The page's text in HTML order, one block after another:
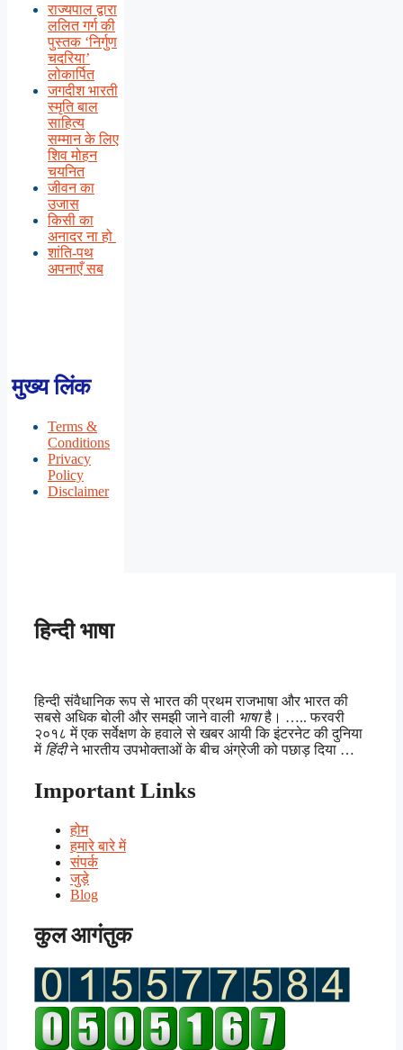
राज्यपाल द्वारा
ललित गर्ग की
पुस्तक ‘निर्गुण
चदरिया’
लोकार्पित
जगदीश भारती
स्मृति बाल
साहित्य
सम्मान के लिए
शिव मोहन
चयनित
जीवन का
उजास
किसी का
अनादर ना हो
शांति-पथ
अपनाएँ सब
मुख्य लिंक
Terms &
Conditions
Privacy
Policy
Disclaimer
हिन्दी भाषा
हिन्दी संवैधानिक रूप से भारत की प्रथम राजभाषा और भारत की
सबसे अधिक बोली और समझी जाने वाली भाषाहै। ….. फरवरी
२०१८ में एक सर्वेक्षण के हवाले से खबर आयी कि इंटरनेट की दुनिया
में हिंदीने भारतीय उपभोक्ताओं के बीच अंग्रेजी को पछाड़ दिया …
Important Links
होम
हमारे बारे में
संपर्क
जुड़े
Blog
कुल आगंतुक